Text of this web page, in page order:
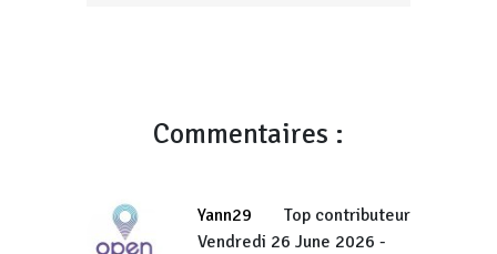
Commentaires :
Yann29
Top contributeur
Vendredi 26 June 2026 -